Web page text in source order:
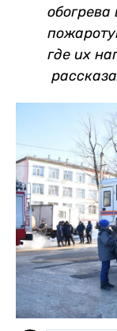
обогрева
где их